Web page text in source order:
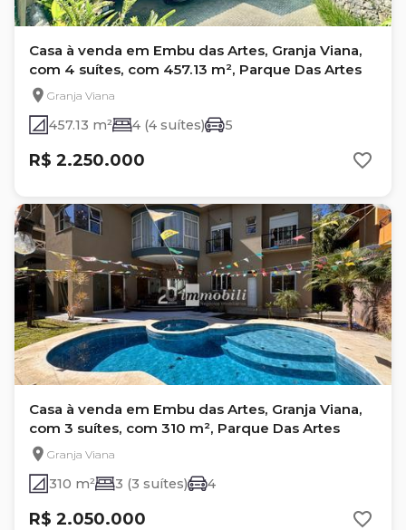
Casa à venda em Embu das Artes, Granja Viana,
com 4 suítes, com 457.13 m², Parque Das Artes
Granja Viana
457.13 m² 4 (4 suítes) 5
R$ 2.250.000
Casa à venda em Embu das Artes, Granja Viana,
com 3 suítes, com 310 m², Parque Das Artes
Granja Viana
310 m² 3 (3 suítes) 4
R$ 2.050.000